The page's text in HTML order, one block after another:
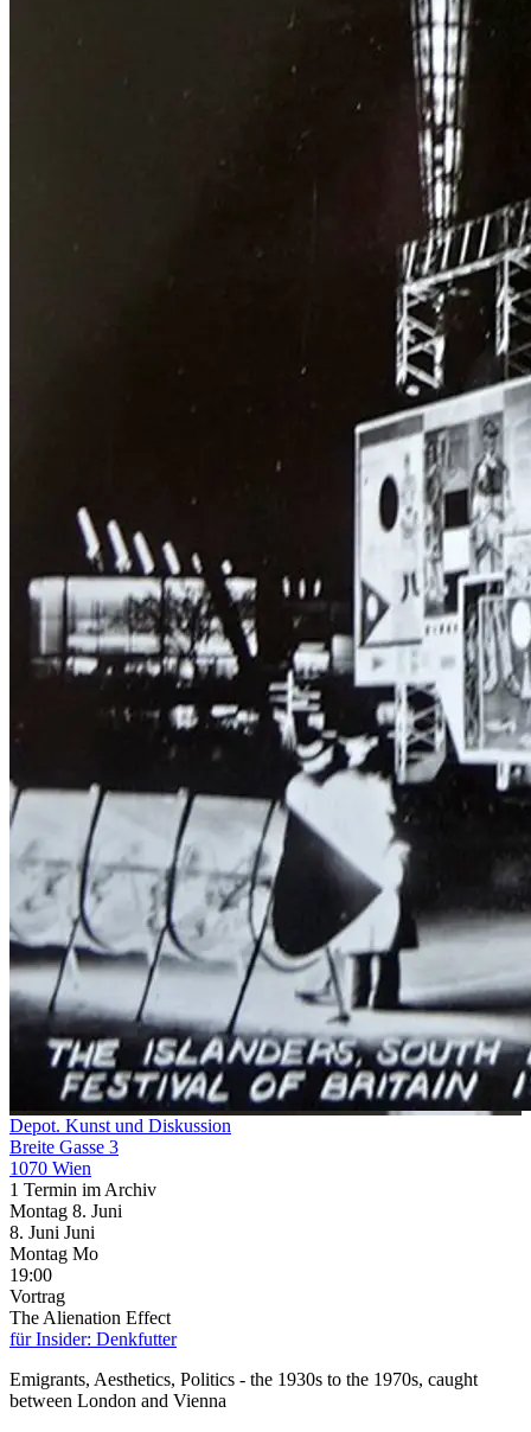
Depot. Kunst und Diskussion
Breite Gasse 3
1070 Wien
1 Termin im Archiv
Montag 8. Juni
8. Juni Juni
Montag Mo
19:00
Vortrag
The Alienation Effect
für Insider: Denkfutter
Emigrants, Aesthetics, Politics - the 1930s to the 1970s, caught
between London and Vienna